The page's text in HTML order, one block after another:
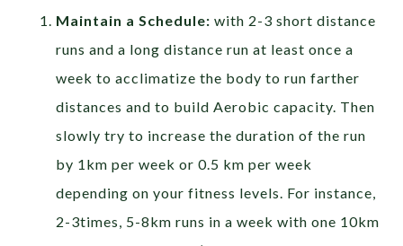
Maintain a Schedule: with 2-3 short distance
runs and a long distance run at least once a
week to acclimatize the body to run farther
distances and to build Aerobic capacity. Then
slowly try to increase the duration of the run
by 1km per week or 0.5 km per week
depending on your fitness levels. For instance,
2-3times, 5-8km runs in a week with one 10km